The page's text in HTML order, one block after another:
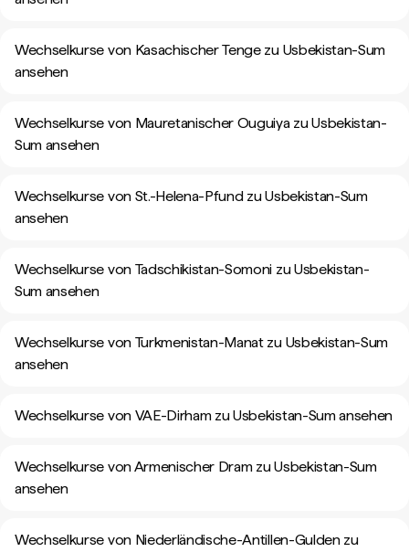
Wechselkurse von Kasachischer Tenge zu Usbekistan-Sum
ansehen
Wechselkurse von Mauretanischer Ouguiya zu Usbekistan-
Sum ansehen
Wechselkurse von St.-Helena-Pfund zu Usbekistan-Sum
ansehen
Wechselkurse von Tadschikistan-Somoni zu Usbekistan-
Sum ansehen
Wechselkurse von Turkmenistan-Manat zu Usbekistan-Sum
ansehen
Wechselkurse von VAE-Dirham zu Usbekistan-Sum ansehen
Wechselkurse von Armenischer Dram zu Usbekistan-Sum
ansehen
Wechselkurse von Niederländische-Antillen-Gulden zu